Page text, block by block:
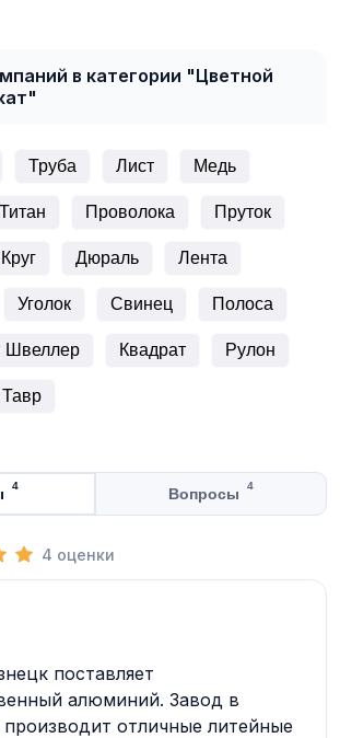
в категории "Цветной
Труба Лист Медь
Титан Проволока Пруток
Круг Дюраль Лента
Уголок Свинец Полоса
Швеллер Квадрат Рулон
Тавр
4 Вопросы 4
4 оценки
поставляет
алюминий. Завод в
отличные литейные